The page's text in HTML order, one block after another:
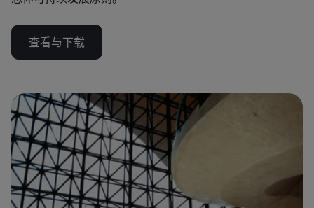
查看与下载